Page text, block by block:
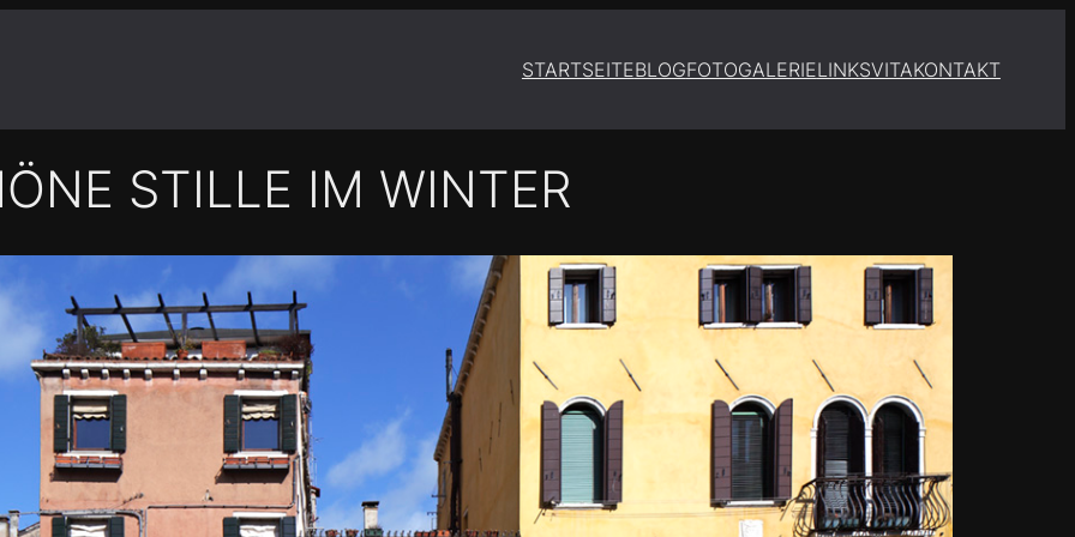
STARTSEITEBLOGFOTOGALERIELINKSVITAKONTAKT
STILLE IM WINTER